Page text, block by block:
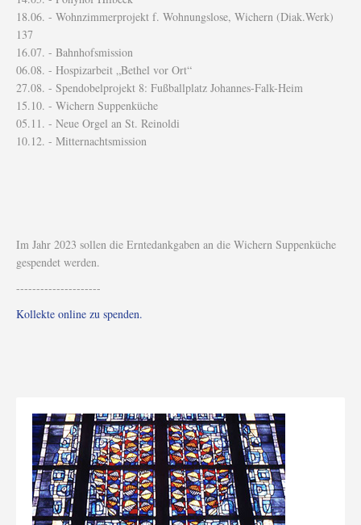
18.06. - Wohnzimmerprojekt f. Wohnungslose, Wichern (Diak.Werk)
137
16.07. - Bahnhofsmission
06.08. - Hospizarbeit „Bethel vor Ort“
27.08. - Spendobelprojekt 8: Fußballplatz Johannes-Falk-Heim
15.10. - Wichern Suppenküche
05.11. - Neue Orgel an St. Reinoldi
10.12. - Mitternachtsmission
Im Jahr 2023 sollen die Erntedankgaben an die Wichern Suppenküche
gespendet werden.
---------------------
Kollekte online zu spenden.